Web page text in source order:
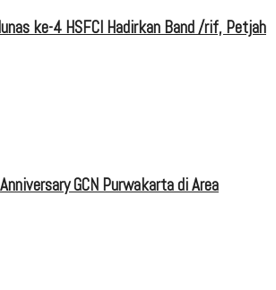
ke-4 HSFCI Hadirkan Band /rif, Petjah
GCN Purwakarta di Area